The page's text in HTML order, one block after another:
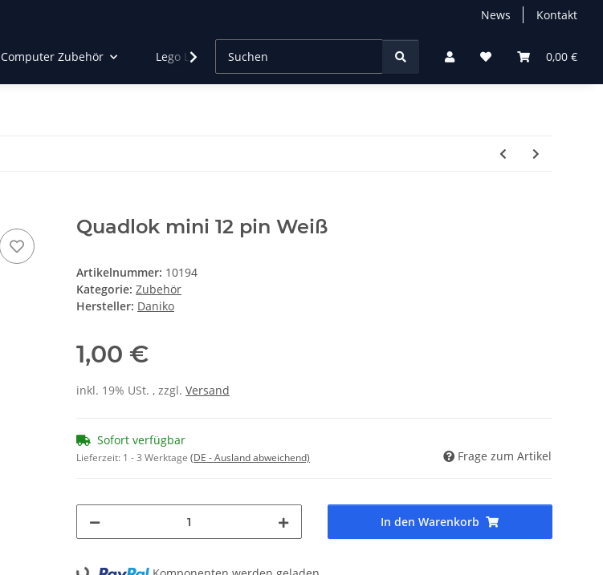
News Kontakt
0,00 €
Computer Zubehör Lego Led Beleuchtung
Quadlok mini 12 pin Weiß
Artikelnummer: 10194
Kategorie: Zubehör
Hersteller: Daniko
1,00 €
inkl. 19% USt. , zzgl. Versand
Sofort verfügbar
Lieferzeit: 1 - 3 Werktage (DE - Ausland abweichend) Frage zum Artikel
In den Warenkorb